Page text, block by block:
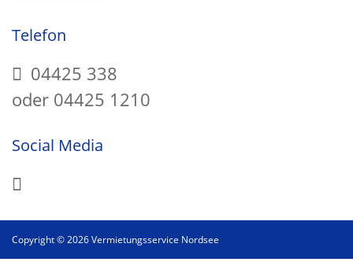
Telefon
04425 338
oder 04425 1210
Social Media
Copyright © 2026 Vermietungsservice Nordsee